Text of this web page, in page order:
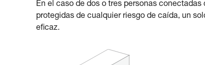
En el caso de dos o tres personas
protegidas de cualquier riesgo de caída, un
eficaz.